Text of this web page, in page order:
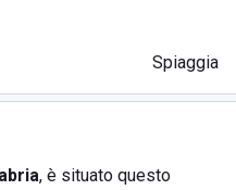
Spiaggia
, è situato questo